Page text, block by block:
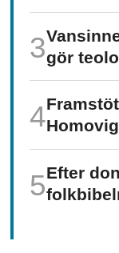
gör
Efter